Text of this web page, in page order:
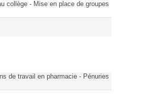
collège - Mise en place de groupes
de travail en pharmacie - Pénuries